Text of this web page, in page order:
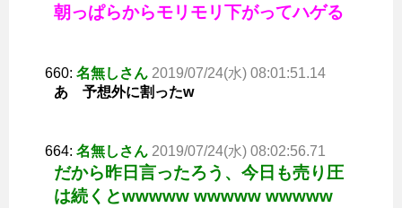
朝っぱらからモリモリ下がってハゲる
660: 名無しさん 2019/07/24(水) 08:01:51.14
あ 予想外に割ったw
664: 名無しさん 2019/07/24(水) 08:02:56.71
だから昨日言ったろう、今日も売り圧
は続くとwwwww wwwww wwwww